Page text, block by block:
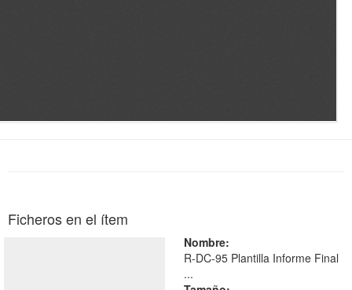
Ficheros en el ítem
Nombre:
R-DC-95 Plantilla Informe Final
...